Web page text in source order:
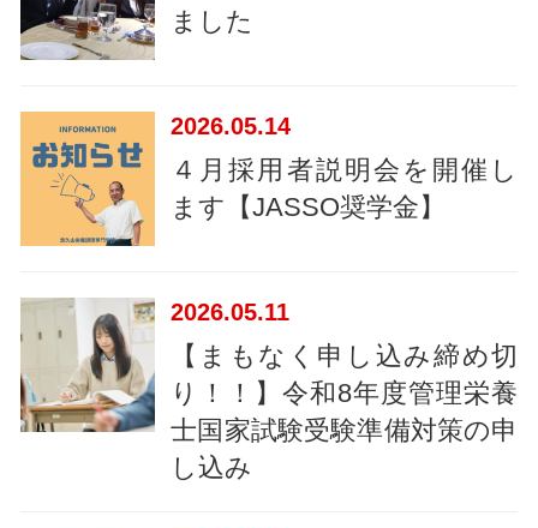
ました
2026 05.14
４月採用者説明会を開催し
ます【JASSO奨学金】
2026 05.11
【まもなく申し込み締め切
り！！】令和8年度管理栄養
士国家試験受験準備対策の申
し込み